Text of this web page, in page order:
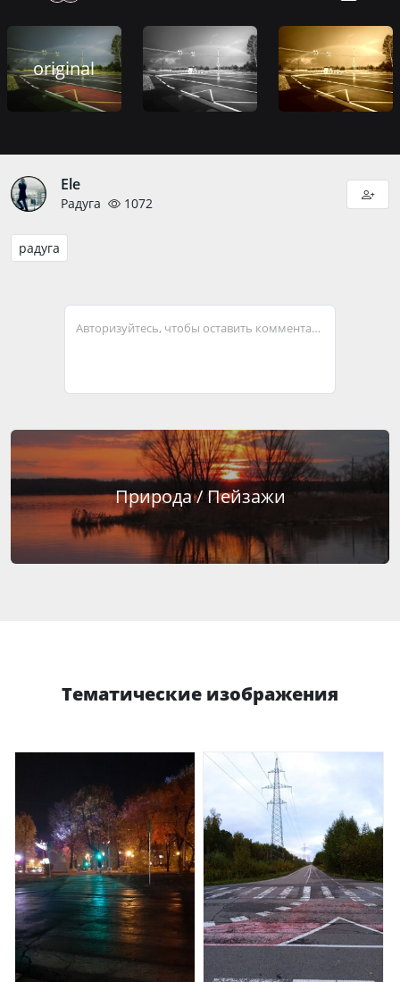
original
Ele
Радуга 1072
радуга
Авторизуйтесь, чтобы оставить комментарий
Природа / Пейзажи
Тематические изображения